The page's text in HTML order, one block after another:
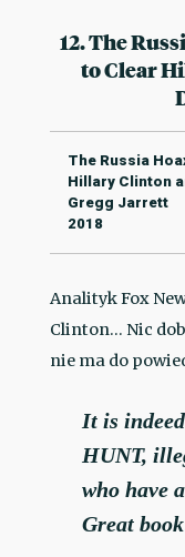
12. The
to Clear
The Russia
Hillary Clinton
Gregg Jarrett
2018
Analityk Fox
Clinton… Nic
nie ma do
It is
HUNT,
who have
Great